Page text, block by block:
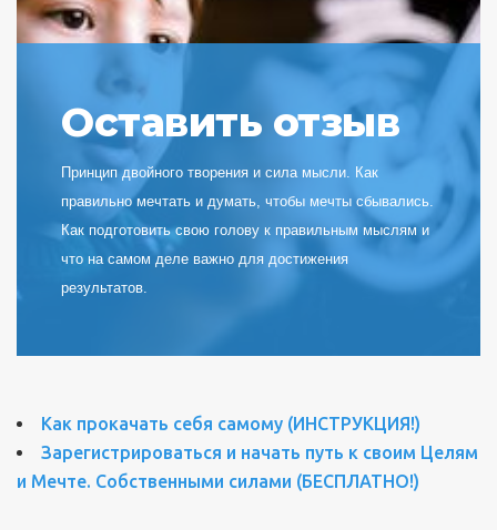
Оставить отзыв
Принцип двойного творения и сила мысли. Как
правильно мечтать и думать, чтобы мечты сбывались.
Как подготовить свою голову к правильным мыслям и
что на самом деле важно для достижения
результатов.
Как прокачать себя самому (ИНСТРУКЦИЯ!)
Зарегистрироваться и начать путь к своим Целям
и Мечте. Собственными силами (БЕСПЛАТНО!)